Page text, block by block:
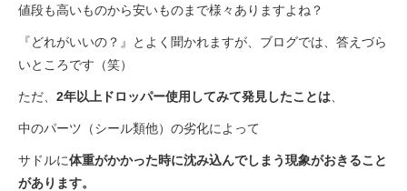
値段も高いものから安いものまで様々ありますよね？
『どれがいいの？』とよく聞かれますが、ブログでは、答えづら
いところです（笑）
ただ、 2年以上ドロッパー使用してみて発見したことは
中のパーツ（シール類他）の劣化によって
サドルに体重がかかった時に沈み込んでしまう現象がおきること
があります。